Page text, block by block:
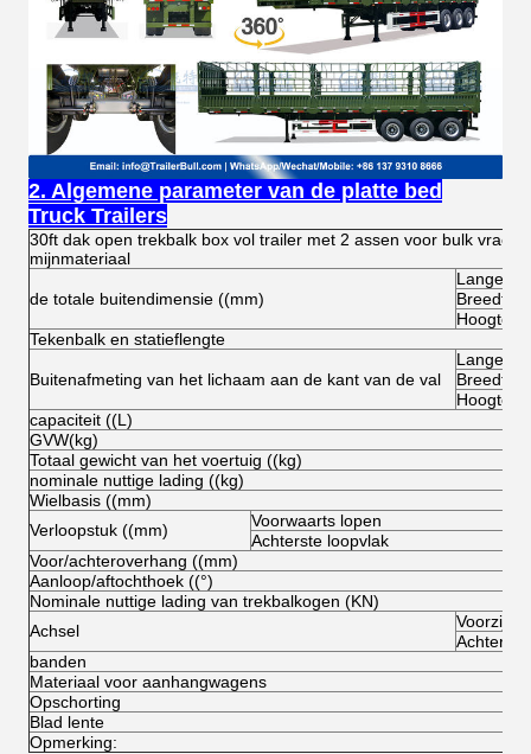
2. Algemene parameter van de platte bed
Truck Trailers
30ft dak open trekbalk box vol trailer met 2 assen voor bulk vracht
mijnmateriaal
de totale buitendimensie ((mm)
Lange
Breedte
Hoogte
Tekenbalk en statieflengte
Buitenafmeting van het lichaam aan de kant van de val
Lange
Breedte
Hoogte
capaciteit ((L)
GVW(kg)
Totaal gewicht van het voertuig ((kg)
nominale nuttige lading ((kg)
Wielbasis ((mm)
Verloopstuk ((mm)
Voorwaarts lopen
Achterste loopvlak
Voor/achteroverhang ((mm)
Aanloop/aftochthoek ((°)
Nominale nuttige lading van trekbalkogen (KN)
Achsel
Voorzijde
Achterste
banden
Materiaal voor aanhangwagens
Opschorting
Blad lente
Opmerking: